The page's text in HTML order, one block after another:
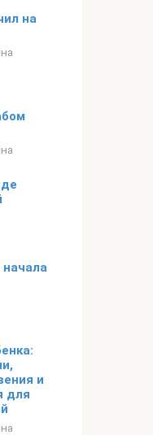
на
начала
и
для